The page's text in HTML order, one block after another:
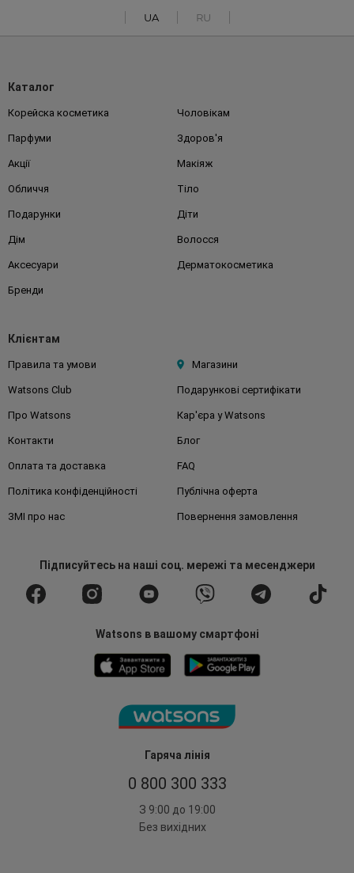
UA RU
Гаряча лінія
0 800 300 333
З 9:00 до 19:00
Без вихідних
Каталог
Корейска косметика Чоловікам
Парфуми Здоров'я
Акції Макіяж
Обличчя Тіло
Подарунки Діти
Дім Волосся
Аксесуари Дерматокосметика
Бренди
Клієнтам
Правила та умови Магазини
Watsons Club Подарункові сертифікати
Про Watsons Кар'єра у Watsons
Контакти Блог
Оплата та доставка FAQ
Політика конфіденційності Публічна оферта
ЗМІ про нас Повернення замовлення
Підписуйтесьна наші соц. мережі та месенджери
Watsons в вашому смартфоні